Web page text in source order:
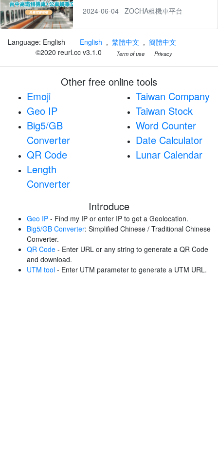
2024-06-04
ZOCHA租機車平台
Language: English English , 繁體中文 , 簡體中文
©2020 reurl.cc v3.1.0
Term of use Privacy
Other free online tools
Emoji
Geo IP
Big5/GB
Converter
QR Code
Length
Converter
Taiwan Company
Taiwan Stock
Word Counter
Date Calculator
Lunar Calendar
Introduce
Geo IP - Find my IP or enter IP to get a Geolocation.
Big5/GB Converter: Simplified Chinese / Traditional Chinese
Converter.
QR Code - Enter URL or any string to generate a QR Code
and download.
UTM tool - Enter UTM parameter to generate a UTM URL.